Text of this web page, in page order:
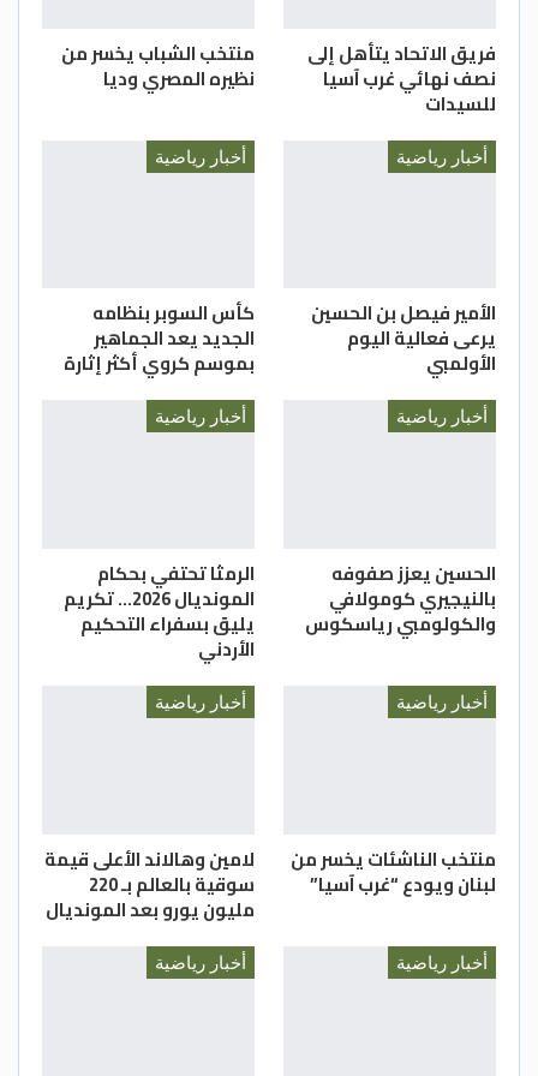
فريق الاتحاد يتأهل إلى
نصف نهائي غرب آسيا
للسيدات
منتخب الشباب يخسر من
نظيره المصري وديا
أخبار رياضية
الأمير فيصل بن الحسين
يرعى فعالية اليوم
الأولمبي
أخبار رياضية
كأس السوبر بنظامه
الجديد يعد الجماهير
بموسم كروي أكثر إثارة
أخبار رياضية
الحسين يعزز صفوفه
بالنيجيري كومولافي
والكولومبي رياسكوس
أخبار رياضية
الرمثا تحتفي بحكام
المونديال 2026… تكريم
يليق بسفراء التحكيم
الأردني
أخبار رياضية
منتخب الناشئات يخسر من
لبنان ويودع “غرب آسيا”
أخبار رياضية
لامين وهالاند الأعلى قيمة
سوقية بالعالم بـ 220
مليون يورو بعد المونديال
أخبار رياضية أخبار رياضية